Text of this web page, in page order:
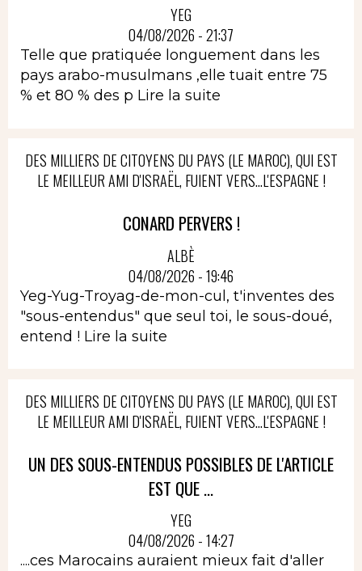
YEG
04/08/2026 - 21:37
Telle que pratiquée longuement dans les
pays arabo-musulmans ,elle tuait entre 75
% et 80 % des p Lire la suite
DES MILLIERS DE CITOYENS DU PAYS (LE MAROC), QUI EST
LE MEILLEUR AMI D'ISRAËL, FUIENT VERS...L'ESPAGNE !
CONARD PERVERS !
ALBÈ
04/08/2026 - 19:46
Yeg-Yug-Troyag-de-mon-cul, t'inventes des
"sous-entendus" que seul toi, le sous-doué,
entend ! Lire la suite
DES MILLIERS DE CITOYENS DU PAYS (LE MAROC), QUI EST
LE MEILLEUR AMI D'ISRAËL, FUIENT VERS...L'ESPAGNE !
UN DES SOUS-ENTENDUS POSSIBLES DE L'ARTICLE
EST QUE ...
YEG
04/08/2026 - 14:27
....ces Marocains auraient mieux fait d'aller